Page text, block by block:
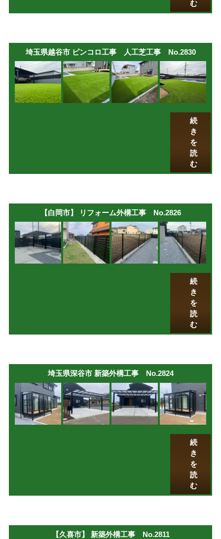
む
埼玉県越谷市 ピンコロ工事 人工芝工事 No.2830
続
き
を
読
む
【白岡市】 リフォーム外構工事 No.2826
続
き
を
読
む
埼玉県深谷市 新築外構工事 No.2824
続
き
を
読
む
【久喜市】 新築外構工事 No.2811